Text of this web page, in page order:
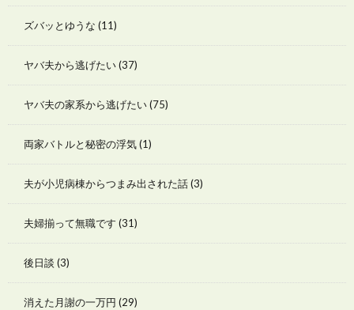
ズバッとゆうな (11)
ヤバ夫から逃げたい(37)
ヤバ夫の家系から逃げたい(75)
両家バトルと秘密の浮気(1)
夫が小児病棟からつまみ出された話(3)
夫婦揃って無職です (31)
後日談 (3)
消えた月謝の一万円 (29)